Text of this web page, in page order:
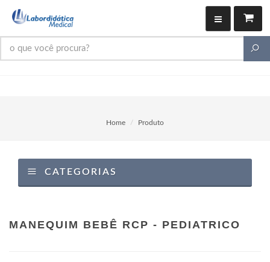
Home Produto
CATEGORIAS
MANEQUIM BEBÊ RCP - PEDIATRICO